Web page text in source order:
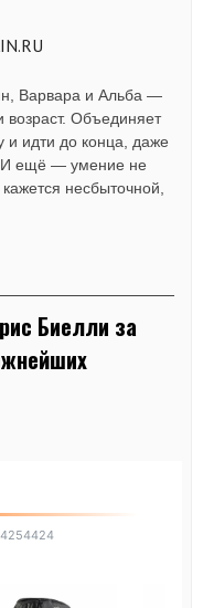
Варвара и Альба —
Объединяет
и идти до конца, даже
И ещё — умение не
несбыточной,
Биелли за